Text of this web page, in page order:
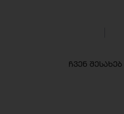
ჩვენ შესახებ